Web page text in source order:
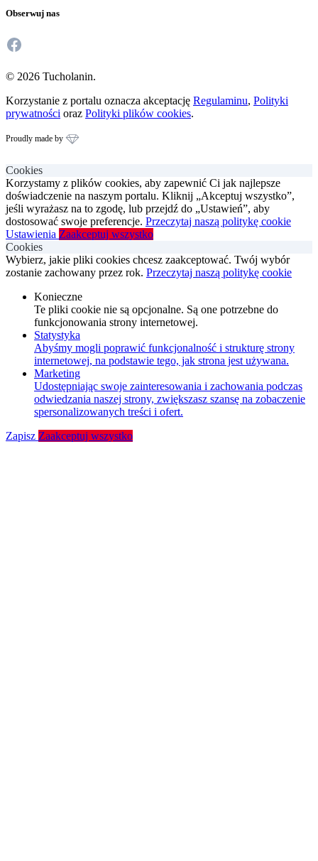
Obserwuj nas
Facebook
© 2026 Tucholanin.
Korzystanie z portalu oznacza akceptację Regulaminu, Polityki
prywatności oraz Polityki plików cookies.
Proudly made by
Cookies
Korzystamy z plików cookies, aby zapewnić Ci jak najlepsze
doświadczenie na naszym portalu. Kliknij „Akceptuj wszystko”,
jeśli wyrażasz na to zgodę, lub przejdź do „Ustawień”, aby
dostosować swoje preferencje. Przeczytaj naszą politykę cookie
Ustawienia Zaakceptuj wszystko
Cookies
Wybierz, jakie pliki cookies chcesz zaakceptować. Twój wybór
zostanie zachowany przez rok. Przeczytaj naszą politykę cookie
Konieczne
Te pliki cookie nie są opcjonalne. Są one potrzebne do
funkcjonowania strony internetowej.
Statystyka
Abyśmy mogli poprawić funkcjonalność i strukturę strony
internetowej, na podstawie tego, jak strona jest używana.
Marketing
Udostępniając swoje zainteresowania i zachowania podczas
odwiedzania naszej strony, zwiększasz szansę na zobaczenie
spersonalizowanych treści i ofert.
Zapisz Zaakceptuj wszystko